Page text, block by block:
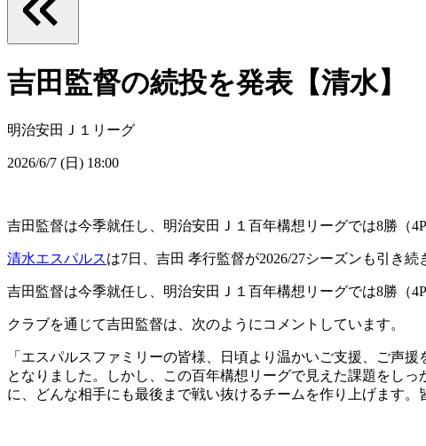
吉田監督の続投を発表【清水】
明治安田Ｊ１リーグ
2026/6/7 (日) 18:00
吉田監督は今季就任し、明治安田Ｊ１百年構想リーグでは8勝（
清水エスパルスは7日、吉田 孝行監督が2026/27シーズンも引き
吉田監督は今季就任し、明治安田Ｊ１百年構想リーグでは8勝（
クラブを通じて吉田監督は、次のようにコメントしています。
「エスパルスファミリーの皆様、日頃より温かいご支援、ご声
となりました。しかし、この百年構想リーグで見えた課題をし
に、どんな相手にも最後まで戦い抜けるチームを作り上げます